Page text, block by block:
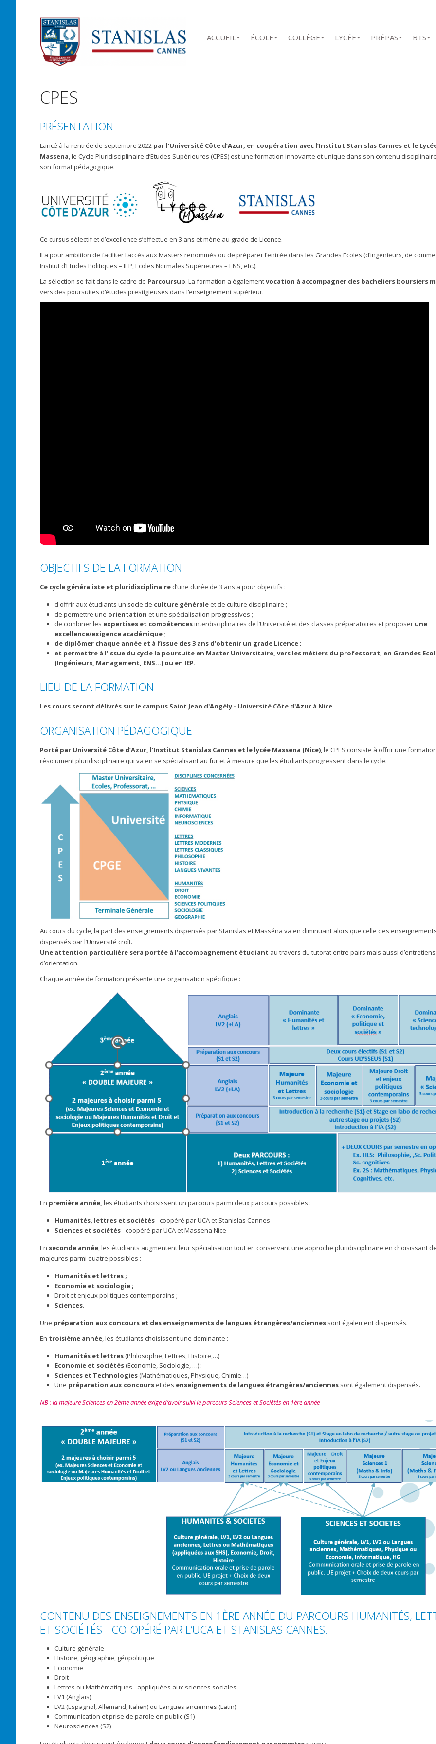
ACCUEIL ÉCOLE COLLÈGE LYCÉE PRÉPAS BTS
CPES
PRÉSENTATION
Lancé à la rentrée de septembre 2022 par l’Université Côte d’Azur, en coopération avec l’Institut Stanislas Cannes et le
Massena, le Cycle Pluridisciplinaire d’Etudes Supérieures (CPES) est une formation innovante et unique dans son contenu
son format pédagogique.
Ce cursus sélectif et d’excellence s’effectue en 3 ans et mène au grade de Licence.
Il a pour ambition de faciliter l’accès aux Masters renommés ou de préparer l’entrée dans les Grandes Ecoles (d’ingénieurs, de
Institut d’Etudes Politiques – IEP, Ecoles Normales Supérieures – ENS, etc.).
La sélection se fait dans le cadre de Parcoursup. La formation a égalementvocation à accompagner des bacheliers boursiers
vers des poursuites d’études prestigieuses dans l’enseignement supérieur.
OBJECTIFS DE LA FORMATION
Ce cycle généraliste et pluridisciplinaire d’une durée de 3 ans a pour objectifs :
d'offrir aux étudiants un socle de culture générale et de culture disciplinaire ;
de permettre une orientation et une spécialisation progressives ;
de combiner les expertises et compétencesinterdisciplinaires de l’Université et des classes préparatoires et proposer une
excellence/exigence académique ;
de diplômer chaque année et à l’issue des 3 ans d’obtenir un grade Licence ;
et permettre à l’issue du cycle la poursuite en Master Universitaire, vers les métiers du professorat, en Grandes
(Ingénieurs, Management, ENS…) ou en IEP.
LIEU DE LA FORMATION
Les cours seront délivrés sur le campus Saint Jean d'Angély - Université Côte d'Azur à Nice.
ORGANISATION PÉDAGOGIQUE
Porté par Université Côte d’Azur, l’Institut Stanislas Cannes et le lycée Massena (Nice), le CPES consiste à offrir une
résolument pluridisciplinaire qui va en se spécialisant au fur et à mesure que les étudiants progressent dans le cycle.
Au cours du cycle, la part des enseignements dispensés par Stanislas et Masséna va en diminuant alors que celle des
dispensés par l’Université croît.
Une attention particulière sera portée à l’accompagnement étudiant au travers du tutorat entre pairs mais aussi
d’orientation.
Chaque année de formation présente une organisation spécifique :
En première année, les étudiants choisissent un parcours parmi deux parcours possibles :
Humanités, lettres et sociétés- coopéré par UCA et Stanislas Cannes
Sciences et sociétés- coopéré par UCA et Massena Nice
En seconde année, les étudiants augmentent leur spécialisation tout en conservant une approche pluridisciplinaire en choisissant
majeures parmi quatre possibles :
Humanités et lettres ;
Economie et sociologie ;
Droit et enjeux politiques contemporains ;
Sciences.
Une préparation aux concours et des enseignements de langues étrangères/anciennes sont également dispensés.
En troisième année, les étudiants choisissent une dominante :
Humanités et lettres (Philosophie, Lettres, Histoire,…)
Economie et sociétés (Economie, Sociologie, …) :
Sciences et Technologies (Mathématiques, Physique, Chimie…)
Une préparation aux concours et des enseignements de langues étrangères/anciennes sont également dispensés.
NB : la majeure Sciences en 2ème année exige d’avoir suivi le parcours Sciences et Sociétés en 1ère année
CONTENU DES ENSEIGNEMENTS EN 1ÈRE ANNÉE DU PARCOURS HUMANITÉS,
ET SOCIÉTÉS - CO-OPÉRÉ PAR L’UCA ET STANISLAS CANNES.
Culture générale
Histoire, géographie, géopolitique
Economie
Droit
Lettres ou Mathématiques - appliquées aux sciences sociales
LV1 (Anglais)
LV2 (Espagnol, Allemand, Italien) ou Langues anciennes (Latin)
Communication et prise de parole en public (S1)
Neurosciences (S2)